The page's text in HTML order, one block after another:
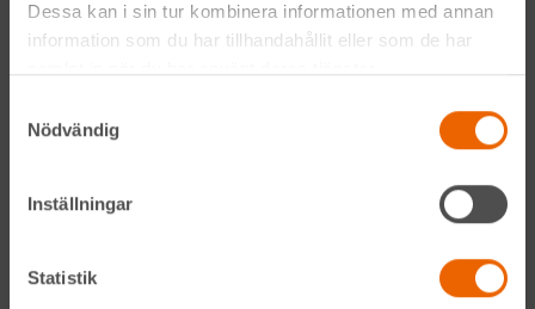
Dessa kan i sin tur kombinera informationen med annan
information som du har tillhandahållit eller som de har
Nödvändig
Inställningar
Statistik
Våra maskiner
Jobba hos oss
HLLÅ! Vår värld